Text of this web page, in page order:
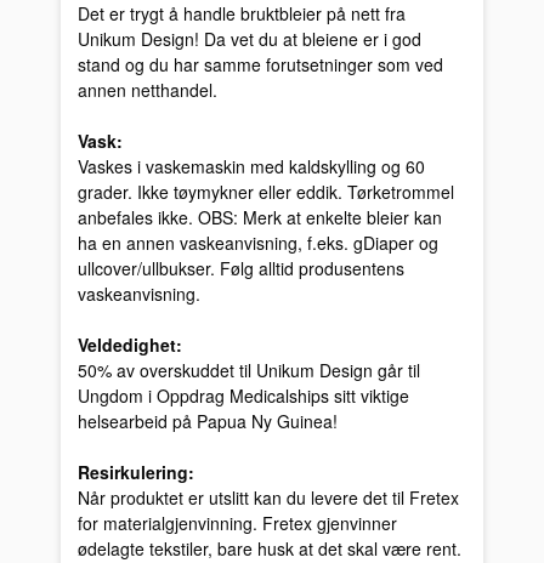
Det er trygt å handle bruktbleier på nett fra
Unikum Design! Da vet du at bleiene er i god
stand og du har samme forutsetninger som ved
annen netthandel.
Vask:
Vaskes i vaskemaskin med kaldskylling og 60
grader. Ikke tøymykner eller eddik. Tørketrommel
anbefales ikke. OBS: Merk at enkelte bleier kan
ha en annen vaskeanvisning, f.eks. gDiaper og
ullcover/ullbukser. Følg alltid produsentens
vaskeanvisning.
Veldedighet:
50% av overskuddet til Unikum Design går til
Ungdom i Oppdrag Medicalships sitt viktige
helsearbeid på Papua Ny Guinea!
Resirkulering:
Når produktet er utslitt kan du levere det til Fretex
for materialgjenvinning. Fretex gjenvinner
ødelagte tekstiler, bare husk at det skal være rent.